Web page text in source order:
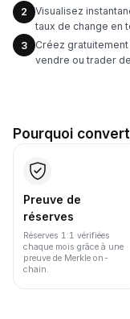
2
Visualisez
taux de change en
3
Créez
vendre ou trader
Pourquoi
Preuve de
réserves
Réserves 1:1 vérifiées
chaque mois grâce à une
preuve de Merkle on-
chain.